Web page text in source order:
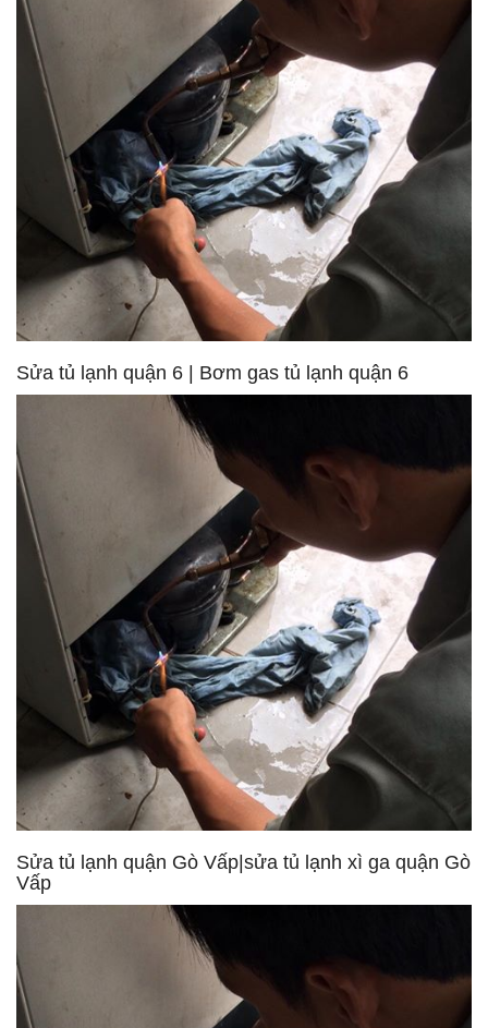
Sửa tủ lạnh quận 6 | Bơm gas tủ lạnh quận 6
Sửa tủ lạnh quận Gò Vấp|sửa tủ lạnh xì ga quận Gò
Vấp